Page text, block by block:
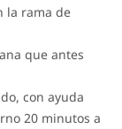
la rama de
que antes
con ayuda
20 minutos a